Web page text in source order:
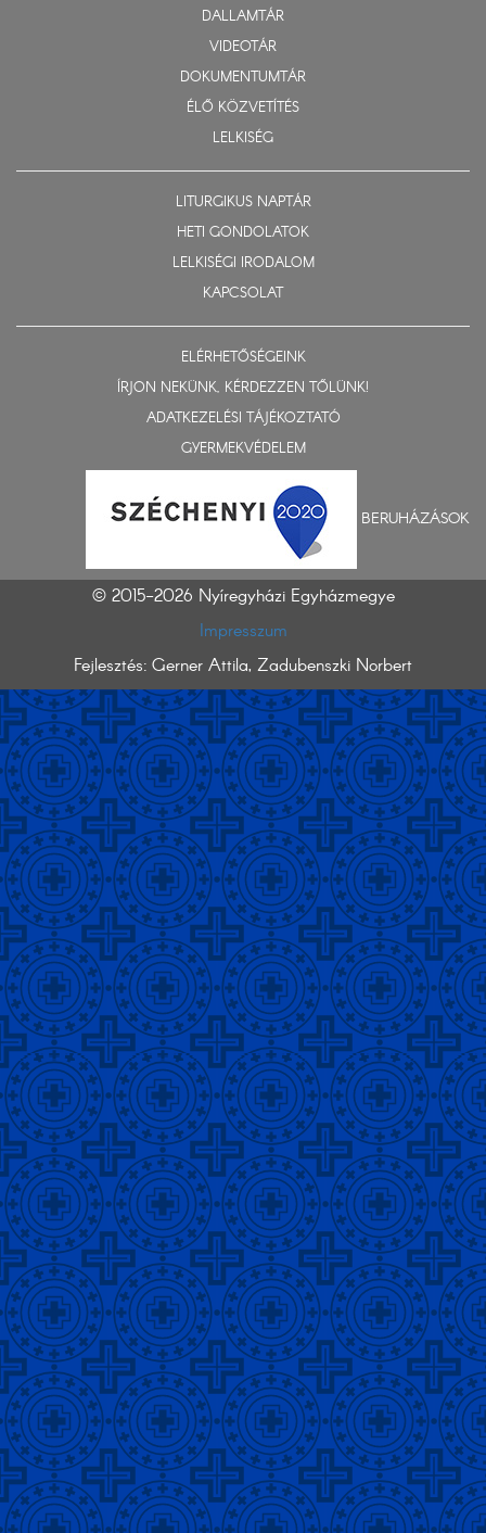
DALLAMTÁR
VIDEOTÁR
DOKUMENTUMTÁR
ÉLŐ KÖZVETÍTÉS
LELKISÉG
LITURGIKUS NAPTÁR
HETI GONDOLATOK
LELKISÉGI IRODALOM
KAPCSOLAT
ELÉRHETŐSÉGEINK
ÍRJON NEKÜNK, KÉRDEZZEN TŐLÜNK!
ADATKEZELÉSI TÁJÉKOZTATÓ
GYERMEKVÉDELEM
BERUHÁZÁSOK
© 2015-2026 Nyíregyházi Egyházmegye
Impresszum
Fejlesztés: Gerner Attila, Zadubenszki Norbert